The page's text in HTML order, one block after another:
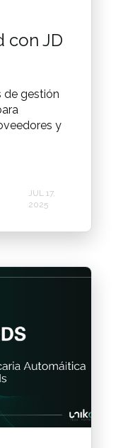
con JD
de gestión
y
JUL 17,
2025